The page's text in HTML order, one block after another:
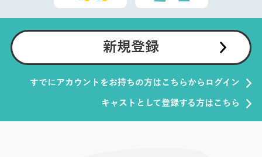
新規登録
すでにアカウントをお持ちの方はこちらからログイン
キャストとして登録する方はこちら